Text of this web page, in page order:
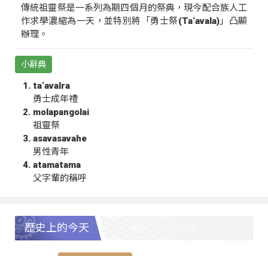
傳統祖靈祭是一系列為期四個月的祭典，現今配合族人工
作求學濃縮為一天，並特別將「勇士祭(Ta‘avala)」凸顯
辦理。
小辭典
ta‘avalra
勇士成年禮
molapangolai
祖靈祭
asavasavahe
男性青年
atamatama
父字輩的稱呼
歷史上的今天